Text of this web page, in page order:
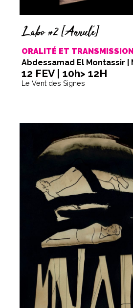
Labo #2 [Annulé]
ORALITÉ ET TRANSMISSION
12 FEV | 10h> 12H
Le Vent des Signes